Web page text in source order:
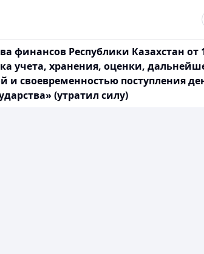
финансов Республики Казахстан
учета, хранения, оценки,
и своевременностью поступления
(утратил силу)